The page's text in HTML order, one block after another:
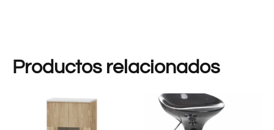
Productos relacionados